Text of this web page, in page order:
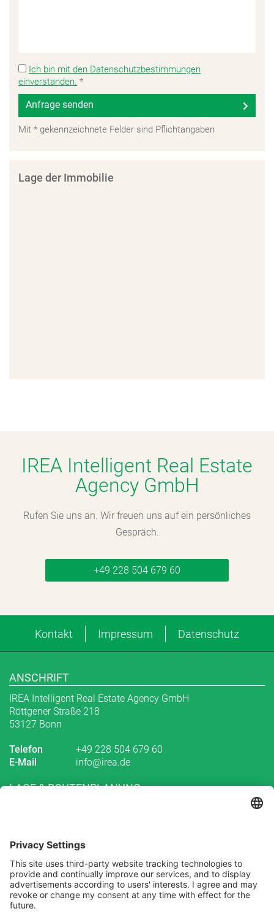
Ich bin mit den Datenschutzbestimmungen
einverstanden. *
Anfrage senden
Mit * gekennzeichnete Felder sind Pflichtangaben
Lage der Immobilie
IREA Intelligent Real Estate
Agency GmbH
Rufen Sie uns an. Wir freuen uns auf ein persönliches
Gespräch.
+49 228 504 679 60
Kontakt Impressum Datenschutz
ANSCHRIFT
IREA Intelligent Real Estate Agency GmbH
Röttgener Straße 218
53127 Bonn
Telefon
+49 228 504 679 60
E-Mail
info@irea.de
LAGE & ROUTENPLANUNG
Abonnieren Sie unseren
Newsletter
Melden Sie sich heute kostenlos an und werden Sie als
erster über neue Updates informiert.